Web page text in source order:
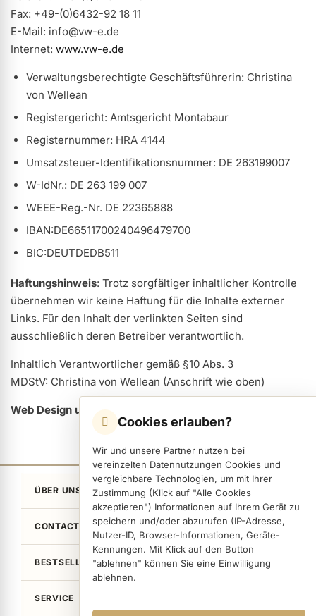
Cookies erlauben?
Wir und unsere Partner nutzen bei
vereinzelten Datennutzungen Cookies und
vergleichbare Technologien, um mit Ihrer
Zustimmung (Klick auf "Alle Cookies
akzeptieren") Informationen auf Ihrem Gerät zu
speichern und/oder abzurufen (IP-Adresse,
Nutzer-ID, Browser-Informationen, Geräte-
Kennungen. Mit Klick auf den Button
"ablehnen" können Sie eine Einwilligung
ablehnen.
Weihnachtsmarkt anzeigen
Nagellack & Flüssigkeiten anzeigen
NailArt anzeigen
Hygiene anzeigen
Skintrix anzeigen
Hand- & Körperpflege anzeigen
Füße & Zehenringe anzeigen
Fax: +49-(0)6432-92 18 11
E-Mail: info@vw-e.de
Internet: www.vw-e.de
Verwaltungsberechtigte Geschäftsführerin: Christina
von Wellean
Registergericht: Amtsgericht Montabaur
Registernummer: HRA 4144
Umsatzsteuer-Identifikationsnummer: DE 263199007
W-IdNr.: DE 263 199 007
WEEE-Reg.-Nr. DE 22365888
IBAN:DE66511700240496479700
BIC:DEUTDEDB511
Haftungshinweis: Trotz sorgfältiger inhaltlicher Kontrolle
übernehmen wir keine Haftung für die Inhalte externer
Links. Für den Inhalt der verlinkten Seiten sind
ausschließlich deren Betreiber verantwortlich.
Inhaltlich Verantwortlicher gemäß §10 Abs. 3
MDStV: Christina von Wellean (Anschrift wie oben)
Web Design und Programming :
ÜBER UNS
CONTACT
BESTSELLER
SERVICE